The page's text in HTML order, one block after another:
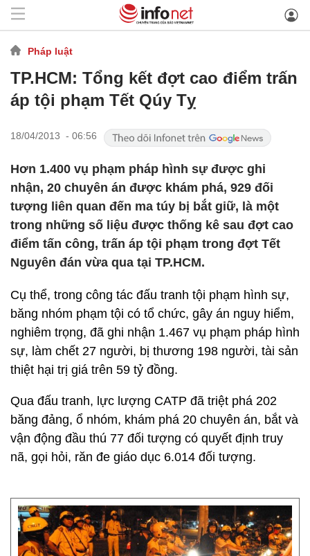
Pháp luật
TP.HCM: Tổng kết đợt cao điểm trấn
áp tội phạm Tết Qúy Tỵ
18/04/2013 - 06:56
Hơn 1.400 vụ phạm pháp hình sự được ghi
nhận, 20 chuyên án được khám phá, 929 đối
tượng liên quan đến ma túy bị bắt giữ, là một
trong những số liệu được thống kê sau đợt cao
điểm tấn công, trấn áp tội phạm trong đợt Tết
Nguyên đán vừa qua tại TP.HCM.
Cụ thể, trong công tác đấu tranh tội phạm hình sự,
băng nhóm phạm tội có tổ chức, gây án nguy hiểm,
nghiêm trọng, đã ghi nhận 1.467 vụ phạm pháp hình
sự, làm chết 27 người, bị thương 198 người, tài sản
thiệt hại trị giá trên 59 tỷ đồng.
Qua đấu tranh, lực lượng CATP đã triệt phá 202
băng đảng, ổ nhóm, khám phá 20 chuyên án, bắt và
vận động đầu thú 77 đối tượng có quyết định truy
nã, gọi hỏi, răn đe giáo dục 6.014 đối tượng.